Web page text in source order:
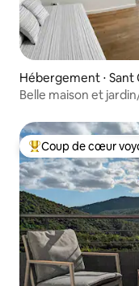
Hébergement ⋅ Sant
Belle maison et
Coups de cœur
Coup de cœur